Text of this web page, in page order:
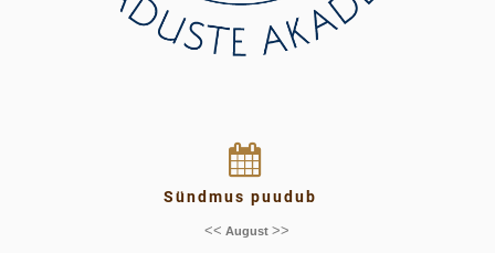
Sündmus puudub
<< August>>